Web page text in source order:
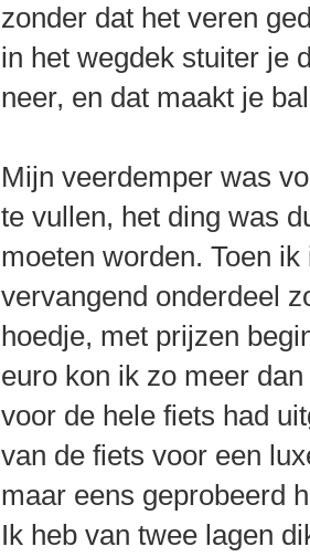
zonder dat het veren
in het wegdek stuiter je
neer, en dat maakt je
Mijn veerdemper was
te vullen, het ding was
moeten worden. Toen
vervangend onderdeel
hoedje, met prijzen
euro kon ik zo meer
voor de hele fiets had
van de fiets voor een
maar eens geprobeerd
Ik heb van twee lagen